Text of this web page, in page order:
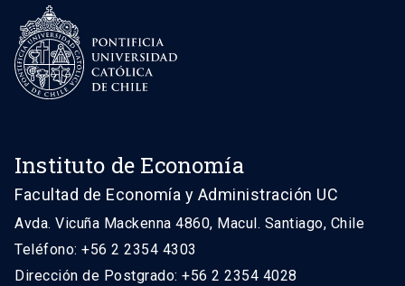
Instituto de Economía
Facultad de Economía y Administración UC
Avda. Vicuña Mackenna 4860, Macul. Santiago, Chile
Teléfono: +56 2 2354 4303
Dirección de Postgrado: +56 2 2354 4028